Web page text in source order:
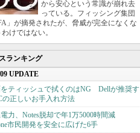
から安心という常識が崩れ去
っている。フィッシング集団
」が摘発されたが、脅威が完全になくな
けではない。
ランキング
UPDATE
ティッシュで拭くのはNG Dellが推奨す
の正しいお手入れ方法
力、Notes脱却で年1万5000時間減
市民開発を安全に広げた6手